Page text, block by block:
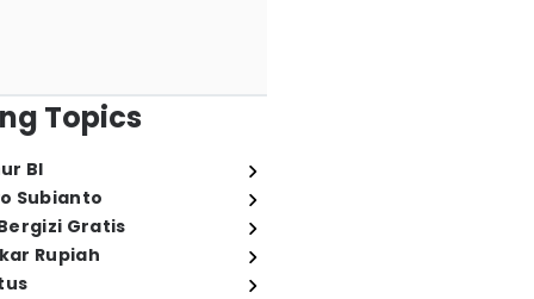
Topics
BI
Subianto
Gratis
Rupiah